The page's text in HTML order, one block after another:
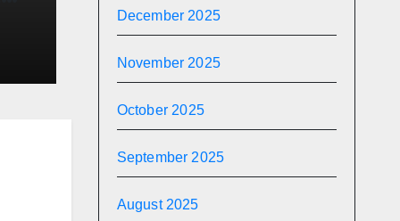
December 2025
November 2025
October 2025
September 2025
August 2025